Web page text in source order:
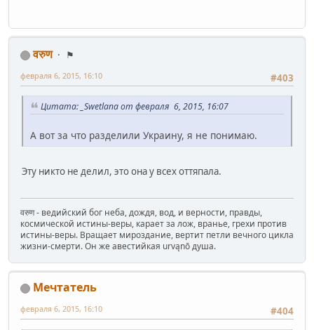
वरुण
⚑
#403
февраля 6, 2015, 16:10
Цитата: _Swetlana от февраля 6, 2015, 16:07
А вот за что разделили Украину, я не понимаю.
Эту никто не делил, это она у всех оттяпала.
वरुण - ведийский бог неба, дождя, вод, и верности, правды,
космической истины-веры, карает за лож, вранье, грехи против
истины-веры. Вращает мироздание, вертит петли вечного цикла
жизни-смерти. Он же авестийкая urvąnō душа.
Мечтатель
#404
февраля 6, 2015, 16:10